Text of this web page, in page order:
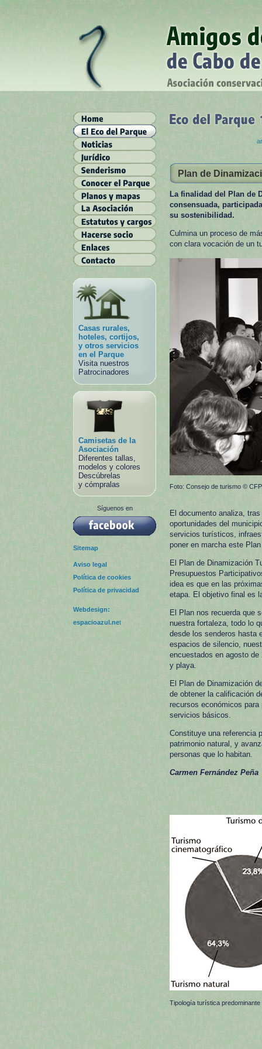
Casas rurales,
hoteles, cortijos,
y otros servicios
en el Parque
Visita nuestros
Patrocinadores
Camisetas de la
Asociación
Diferentes tallas,
modelos y colores
Descúbrelas
y cómpralas
Síguenos en
Sitemap
Aviso legal
Política de cookies
Política de privacidad
Webdesign:
espacioazul.net
Plan de
La finalidad del Plan de
consensuada,
su sostenibilidad.
Culmina un proceso de
con clara vocación de un
Foto: Consejo de turismo © CFP
El documento analiza,
oportunidades del
servicios turísticos,
poner en marcha este
El Plan de Dinamización
Presupuestos
idea es que en las
etapa. El objetivo final es
El Plan nos recuerda que
nuestra fortaleza, todo lo
desde los senderos hasta
espacios de silencio,
encuestados en agosto
y playa.
El Plan de Dinamización
de obtener la calificación
recursos económicos
servicios básicos.
Constituye una referencia
patrimonio natural, y
personas que lo habitan.
Carmen Fernández Peña
Tipología turística